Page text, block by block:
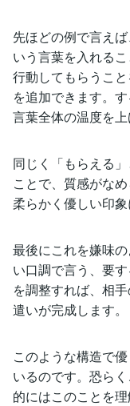
先ほどの例で言え
いう言葉を入れる
行動してもらうこ
を追加できます。
言葉全体の温度を上
同じく「もらえる
ことで、質感がな
柔らかく優しい印象
最後にこれを嫌味
い口調で言う、要
を調整すれば、相
遣いが完成します。
このような構造で
いるのです。恐ら
的にはこのことを